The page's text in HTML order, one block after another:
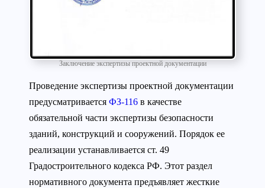
Заключение экспертизы проектной документации
Проведение экспертизы проектной документации
предусматривается ФЗ-116 в качестве
обязательной части экспертизы безопасности
зданий, конструкций и сооружений. Порядок ее
реализации устанавливается ст. 49
Градостроительного кодекса РФ. Этот раздел
нормативного документа предъявляет жесткие